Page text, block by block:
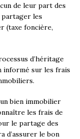
de leur part des
partager les
(taxe foncière,
d’héritage
informé sur les frais
bien immobilier
les frais de
le partage des
d’assurer le bon